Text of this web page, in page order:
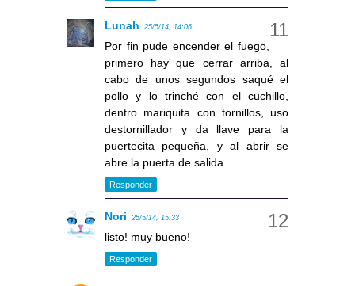
Lunah 25/5/14, 14:06
Por fin pude encender el fuego,
primero hay que cerrar arriba, al
cabo de unos segundos saqué el
pollo y lo trinché con el cuchillo,
dentro mariquita con tornillos, uso
destornillador y da llave para la
puertecita pequeña, y al abrir se
abre la puerta de salida.
Responder
Nori 25/5/14, 15:33
listo! muy bueno!
Responder